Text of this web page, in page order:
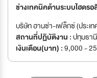
ช่างเทคนิคด้านระบบไฮดร
บริษัท ฮานซ่า-เฟล็กซ์ (ประเ
สถานที่ปฏิบัติงาน :ปทุมธานี
เงินเดือน(บาท) :9,000 -